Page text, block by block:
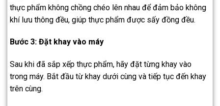
thực phẩm không chồng chéo lên nhau để đảm bảo không
khí lưu thông đều, giúp thực phẩm được sấy đồng đều.
Bước 3: Đặt khay vào máy
Sau khi đã sắp xếp thực phẩm, hãy đặt từng khay vào
trong máy. Bắt đầu từ khay dưới cùng và tiếp tục đến khay
trên cùng.